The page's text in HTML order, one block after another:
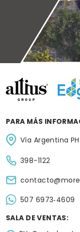
PARA MÁS
Vía Argentina PH
398-1122
‪507 6973‑4609
SALA DE VENTAS: